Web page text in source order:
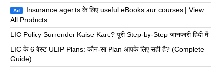
Ad
Insurance agents के लिए useful eBooks aur courses | View
All Products
LIC Policy Surrender Kaise Kare? पूरी Step-by-Step जानकारी हिंदी में
LIC के 6 बेस्ट ULIP Plans: कौन-सा Plan आपके लिए सही है? (Complete
Guide)